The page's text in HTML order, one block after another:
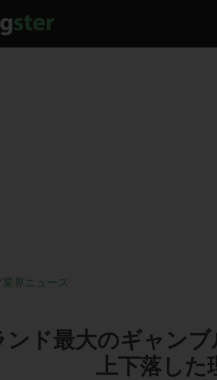
界ニュース
ンド最大のギャン
上下落した